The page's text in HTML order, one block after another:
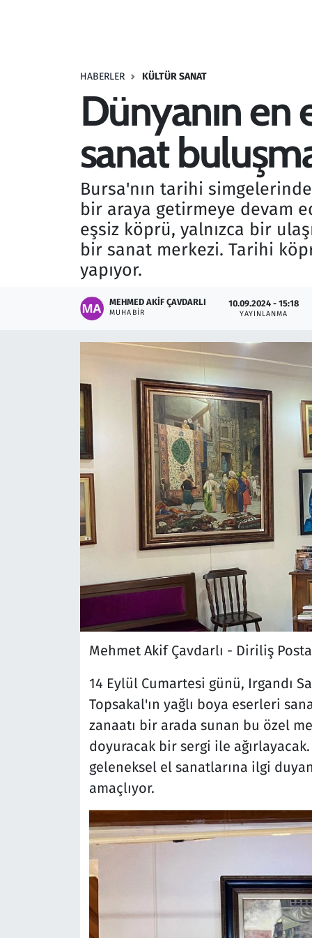
HABERLER KÜLTÜR SANAT
Dünyanın en
sanat
Bursa'nın tarihi
bir araya getirmeye devam
eşsiz köprü, yalnızca bir
bir sanat merkezi. Tarihi
yapıyor.
MEHMED AKIF ÇAVDARLI
MUHABIR
10.09.2024 - 15:18
YAYINLANMA
Mehmet Akif Çavdarlı - Diriliş
14 Eylül Cumartesi günü, Irgandı
Topsakal'ın yağlı boya eserleri
zanaatı bir arada sunan bu özel
doyuracak bir sergi ile
geleneksel el sanatlarına ilgi
amaçlıyor.
Teknoloji ve Bilim
Televizyon